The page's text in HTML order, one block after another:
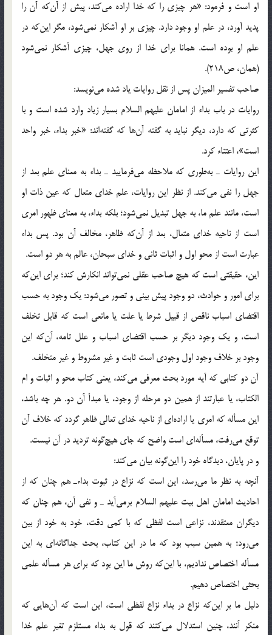
او است و فرمود: «هر چيزي را كه خدا اراده مي‌كند، پيش از آن‌كه آن را
پديد آورد، در علم او وجود دارد. چيزي بر او آشكار نمي‌شود، مگر اين‌كه در
علم او بوده است. همانا براي خدا از روي جهل، چيزي آشكار نمي‌شود
(همان، ص218).
صاحب تفسير الميزان پس از نقل روايات ياد شده مي‌نويسد:
روايات در باب بداء از امامان عليهم السلام بسيار زياد وارد شده است و با
كثرتي كه دارد، ديگر نبايد به گفته آن‌ها كه گفته‌اند: «خبر بداء، خبر واحد
است»، اعتناء كرد.
اين روايات ـ به‌طوري كه ملاحظه مي‌فرماييد ـ بداء به معناي علم بعد از
جهل را نفي مي‌كند. از نظر اين روايات، علم خداي متعال كه عين ذات او
است، مانند علم ما، به جهل تبديل نمي‌شود؛ بلكه بداء، به معناي ظهور امري
است از ناحيه خداي متعال، بعد از آن‌كه ظاهر، مخالف آن بود. پس بداء
عبارت است از محو اول و اثبات ثاني و خداي سبحان، عالم به هر دو است.
اين، حقيقتي است كه هيچ صاحب عقلي نمي‌تواند انكارش كند؛ براي اين‌كه
براي امور و حوادث، دو وجود پيش بيني و تصور مي‌شود: يك وجود به حسب
اقتضاي اسباب ناقص از قبيل شرط يا علت يا مانعي است كه قابل تخلف
است، و يك وجود ديگر بر حسب اقتضاي اسباب و علل تامه، آن‌كه اين
وجود بر خلاف وجود اول وجودي است ثابت و غير مشروط و غير متخلف.
آن دو كتابي كه آيه مورد بحث معرفي مي‌كند، يعني كتاب محو و اثبات و ام
الكتاب، يا عبارتند از همين دو مرحله از وجود، يا مبدأ آن دو. هر چه باشد،
اين مسأله كه امري يا اراده‌اي از ناحيه خداي تعالي ظاهر گردد كه خلاف آن
توقع مي‌رفت، مسأله‌اي است واضح كه جاي هيچ‌گونه ترديد در آن نيست.
و در پايان، ديدگاه خود را اين‌گونه بيان مي‌كند:
آنچه به نظر ما مي‌رسد، اين است كه نزاع در ثبوت بداءـ هم چنان كه از
احاديث امامان اهل بيت عليهم السلام برمي‌آيد ـ و نفي آن، هم چنان كه
ديگران معتقدند، نزاعي است لفظي كه با كمي دقت، خود به خود از بين
مي‌رود؛ به همين سبب بود كه ما در اين كتاب، بحث جداگانه‌اي به اين
مسأله اختصاص نداديم، با اين‌كه روش ما اين بود كه براي هر مسأله علمي
بحثي اختصاص دهيم.
دليل ما بر اين‌كه نزاع در بداء نزاع لفظي است، اين است كه آن‌هايي كه
منكر آنند، چنين استدلال مي‌كنند كه قول به بداء مستلزم تغير علم خدا